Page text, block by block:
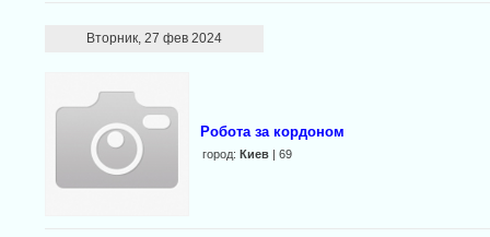
Вторник, 27 фев 2024
Робота за кордоном
город: Киев| 69